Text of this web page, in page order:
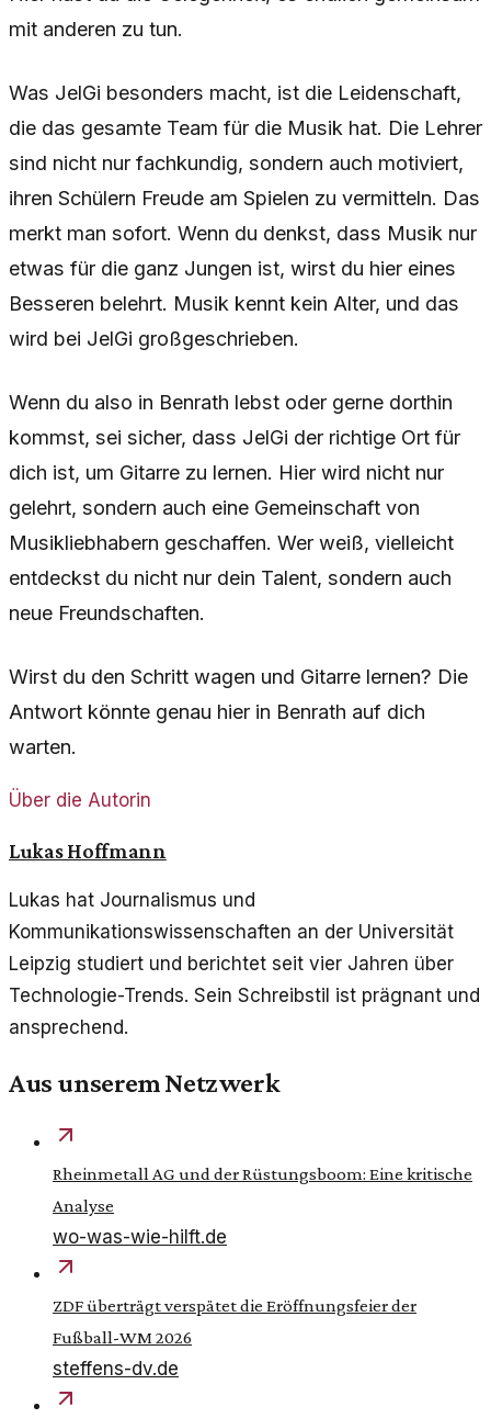
mit anderen zu tun.
Was JelGi besonders macht, ist die Leidenschaft,
die das gesamte Team für die Musik hat. Die Lehrer
sind nicht nur fachkundig, sondern auch motiviert,
ihren Schülern Freude am Spielen zu vermitteln. Das
merkt man sofort. Wenn du denkst, dass Musik nur
etwas für die ganz Jungen ist, wirst du hier eines
Besseren belehrt. Musik kennt kein Alter, und das
wird bei JelGi großgeschrieben.
Wenn du also in Benrath lebst oder gerne dorthin
kommst, sei sicher, dass JelGi der richtige Ort für
dich ist, um Gitarre zu lernen. Hier wird nicht nur
gelehrt, sondern auch eine Gemeinschaft von
Musikliebhabern geschaffen. Wer weiß, vielleicht
entdeckst du nicht nur dein Talent, sondern auch
neue Freundschaften.
Wirst du den Schritt wagen und Gitarre lernen? Die
Antwort könnte genau hier in Benrath auf dich
warten.
Über die Autorin
Lukas Hoffmann
Lukas hat Journalismus und
Kommunikationswissenschaften an der Universität
Leipzig studiert und berichtet seit vier Jahren über
Technologie-Trends. Sein Schreibstil ist prägnant und
ansprechend.
Aus unserem Netzwerk
Rheinmetall AG und der Rüstungsboom: Eine kritische
Analyse
wo-was-wie-hilft.de
ZDF überträgt verspätet die Eröffnungsfeier der
Fußball-WM 2026
steffens-dv.de